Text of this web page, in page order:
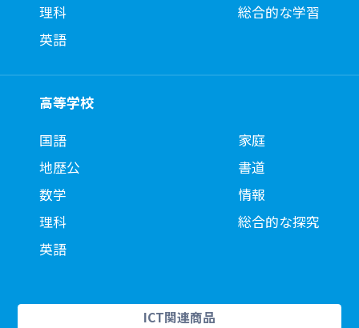
理科
英語
総合的な学習
高等学校
国語
地歴公
数学
理科
英語
家庭
書道
情報
総合的な探究
ICT関連商品